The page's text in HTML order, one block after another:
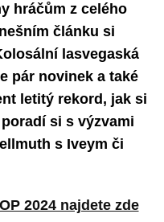
hráčům z celého
článku si
lasvegaská
pár novinek a také
letitý rekord, jak si
si s výzvami
s Iveym či
2024 najdete zde